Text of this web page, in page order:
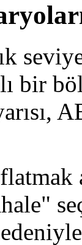
bir